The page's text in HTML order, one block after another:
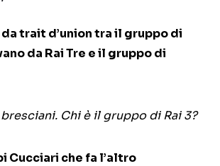
da trait d’union tra il gruppo di
da Rai Tre e il gruppo di
Chi è il gruppo di Rai 3?
Cucciari che fa l’altro